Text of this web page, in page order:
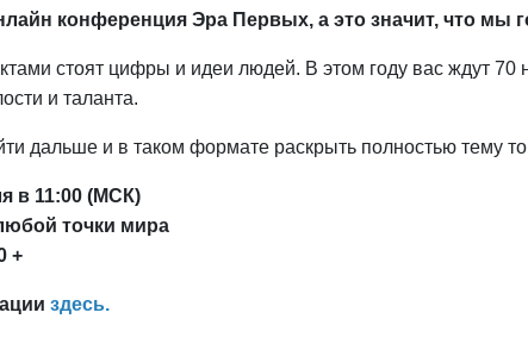
конференция Эра Первых, а это значит, что мы
стоят цифры и идеи людей. В этом году вас ждут 70
и таланта.
дальше и в таком формате раскрыть полностью тему
в 11:00 (МСК)
точки мира
+
здесь.